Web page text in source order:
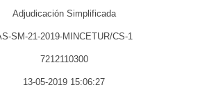
Adjudicación Simplificada
SM-21-2019-MINCETUR/CS-1
7212110300
13-05-2019 15:06:27